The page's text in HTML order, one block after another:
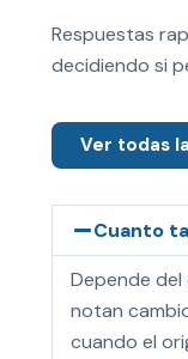
Respuestas
decidiendo si
Ver todas
Cuanto
Depende
notan
cuando el